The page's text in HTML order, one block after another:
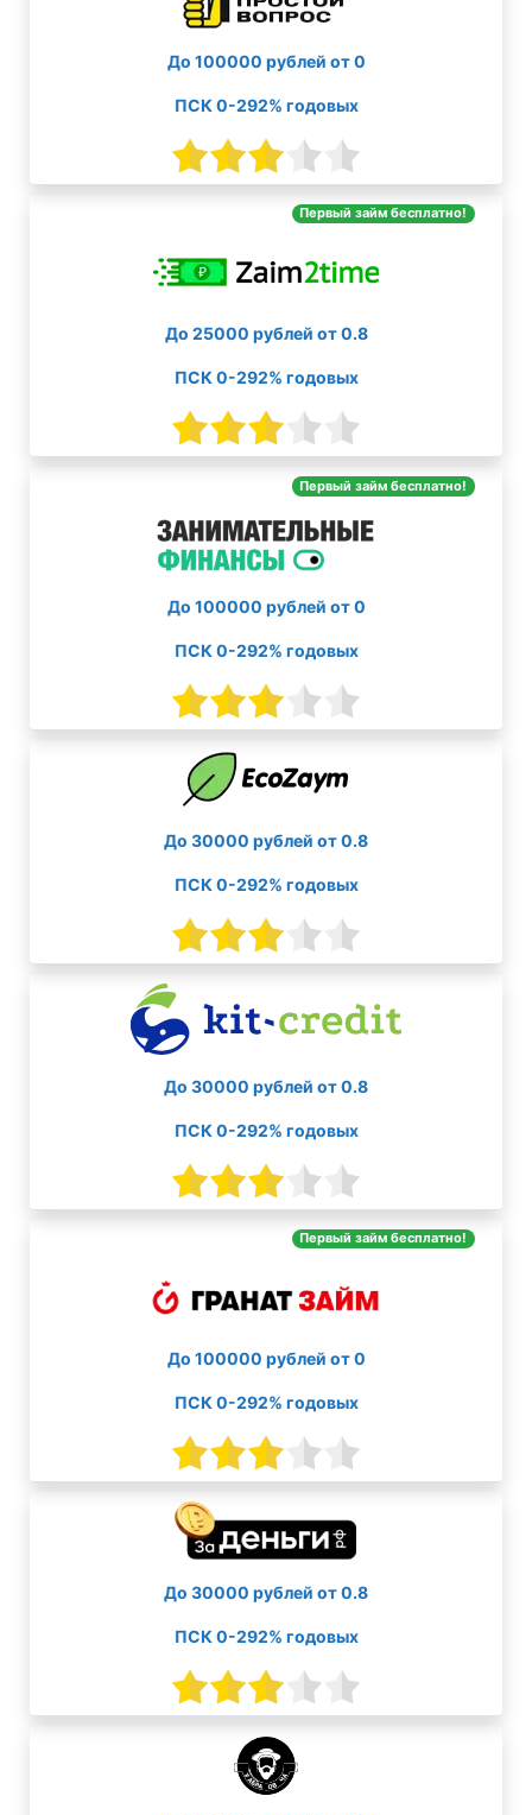
До 100000 рублей от 0
ПСК 0-292% годовых
Первый займ бесплатно!
До 25000 рублей от 0.8
ПСК 0-292% годовых
Первый займ бесплатно!
До 100000 рублей от 0
ПСК 0-292% годовых
До 30000 рублей от 0.8
ПСК 0-292% годовых
До 30000 рублей от 0.8
ПСК 0-292% годовых
Первый займ бесплатно!
До 100000 рублей от 0
ПСК 0-292% годовых
До 30000 рублей от 0.8
ПСК 0-292% годовых